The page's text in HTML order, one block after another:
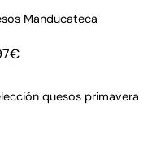
Manducateca
€Rango
precios:
desde
quesos primavera